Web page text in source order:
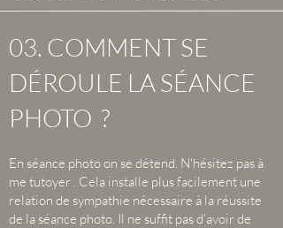
03. COMMENT SE
DÉROULE LA SÉANCE
PHOTO ?
En séance photo on se détend. N'hésitez pas à
me tutoyer . Cela installe plus facilement une
relation de sympathie nécessaire à la réussite
de la séance photo. Il ne suffit pas d’avoir de